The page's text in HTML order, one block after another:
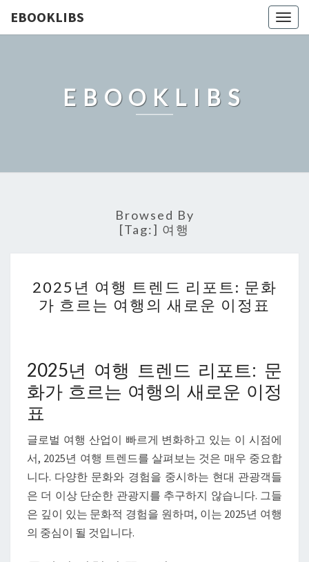
EBOOKLIBS
EBOOKLIBS
Browsed By
[Tag:] 여행
년
여
렌
드
리
트:
문
화
가
흐
2025년 여행 트렌드 리포트: 문화
가 흐르는 여행의 새로운 이정표
2025년 여행 트렌드 리포트: 문
화가 흐르는 여행의 새로운 이정
표
글로벌 여행 산업이 빠르게 변화하고 있는 이 시점에
서, 2025년 여행 트렌드를 살펴보는 것은 매우 중요합
니다. 다양한 문화와 경험을 중시하는 현대 관광객들
은 더 이상 단순한 관광지를 추구하지 않습니다. 그들
은 깊이 있는 문화적 경험을 원하며, 이는 2025년 여행
의 중심이 될 것입니다.